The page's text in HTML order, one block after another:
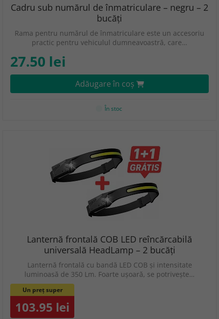
Cadru sub numărul de înmatriculare – negru – 2
bucăți
Rama pentru numărul de înmatriculare este un accesoriu
practic pentru vehiculul dumneavoastră, care…
27.50 lei
Adăugare în coş
În stoc
Lanternă frontală COB LED reîncărcabilă
universală HeadLamp – 2 bucăți
Lanternă frontală cu bandă LED COB și intensitate
luminoasă de 350 Lm. Foarte ușoară, se potrivește…
Un preț super
103.95 lei